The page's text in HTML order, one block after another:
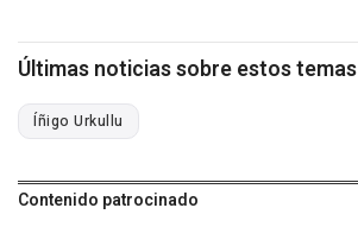
Últimas noticias sobre estos temas
Íñigo Urkullu
Contenido patrocinado